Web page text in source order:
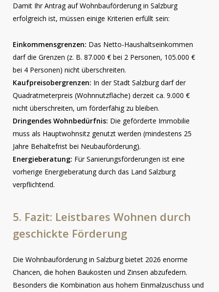
Damit Ihr Antrag auf Wohnbauförderung in Salzburg
erfolgreich ist, müssen einige Kriterien erfüllt sein:
Einkommensgrenzen: Das Netto-Haushaltseinkommen
darf die Grenzen (z. B. 87.000 € bei 2 Personen, 105.000 €
bei 4 Personen) nicht überschreiten.
Kaufpreisobergrenzen: In der Stadt Salzburg darf der
Quadratmeterpreis (Wohnnutzfläche) derzeit ca. 9.000 €
nicht überschreiten, um förderfähig zu bleiben.
Dringendes Wohnbedürfnis: Die geförderte Immobilie
muss als Hauptwohnsitz genutzt werden (mindestens 25
Jahre Behaltefrist bei Neubauförderung).
Energieberatung: Für Sanierungsförderungen ist eine
vorherige Energieberatung durch das Land Salzburg
verpflichtend.
5. Fazit: Leistbares Wohnen durch
geschickte Förderung
Die Wohnbauförderung in Salzburg bietet 2026 enorme
Chancen, die hohen Baukosten und Zinsen abzufedern.
Besonders die Kombination aus hohem Einmalzuschuss und